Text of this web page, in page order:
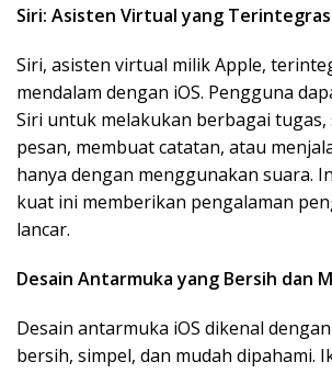
Siri: Asisten Virtual yang
Siri, asisten virtual milik Apple,
mendalam dengan iOS. Pengguna
Siri untuk melakukan berbagai
pesan, membuat catatan, atau
hanya dengan menggunakan suara.
kuat ini memberikan pengalaman
lancar.
Desain Antarmuka yang Bersih dan
Desain antarmuka iOS dikenal
bersih, simpel, dan mudah dipahami.